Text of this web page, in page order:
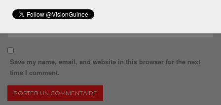
Save my name, email, and website in this browser for the next
time I comment.